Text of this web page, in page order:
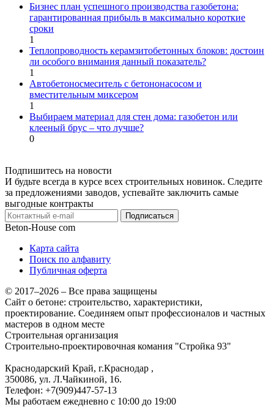
Бизнес план успешного производства газобетона:
гарантированная прибыль в максимально короткие
сроки
1
Теплопроводность керамзитобетонных блоков: достоин
ли особого внимания данный показатель?
1
Автобетоносмеситель с бетононасосом и
вместительным миксером
1
Выбираем материал для стен дома: газобетон или
клееный брус – что лучше?
0
Подпишитесь на новости
И будьте всегда в курсе всех строительных новинок. Следите
за предложениями заводов, успевайте заключить самые
выгодные контракты
Подписаться
Beton-House com
Карта сайта
Поиск по алфавиту
Публичная оферта
© 2017–2026 – Все права защищены
Сайт о бетоне: строительство, характеристики,
проектирование. Соединяем опыт профессионалов и частных
мастеров в одном месте
Строительная организация
Строительно-проектировочная комания "Стройка 93"
Краснодарский Край, г.Краснодар ,
350086, ул. Л.Чайкиной, 16.
Телефон: +7(909)447-57-13
Мы работаем ежедневно с 10:00 до 19:00